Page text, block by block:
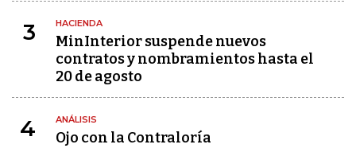
3 HACIENDA
MinInterior suspende nuevos
contratos y nombramientos hasta el
20 de agosto
4 ANÁLISIS
Ojo con la Contraloría